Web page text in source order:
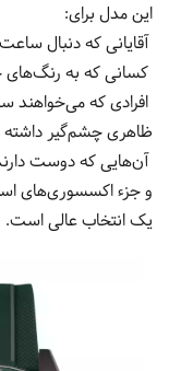
این مدل برای:
آقایانی که دنبال
کسانی که به رنگ‌های
افرادی که می‌خواهند
ظاهری چشم‌گیر داشته
آن‌هایی که دوست
و جزء اکسسوری‌های
یک انتخاب عالی است.